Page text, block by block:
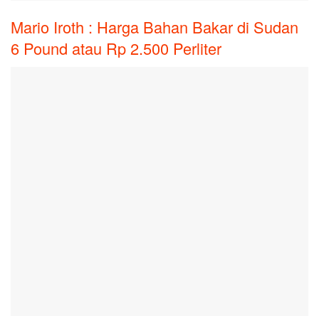
Mario Iroth : Harga Bahan Bakar di Sudan
6 Pound atau Rp 2.500 Perliter